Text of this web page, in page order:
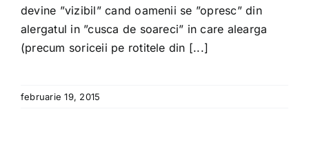
devine ”vizibil” cand oamenii se ”opresc” din
alergatul in ”cusca de soareci” in care alearga
(precum soriceii pe rotitele din [...]
februarie 19, 2015